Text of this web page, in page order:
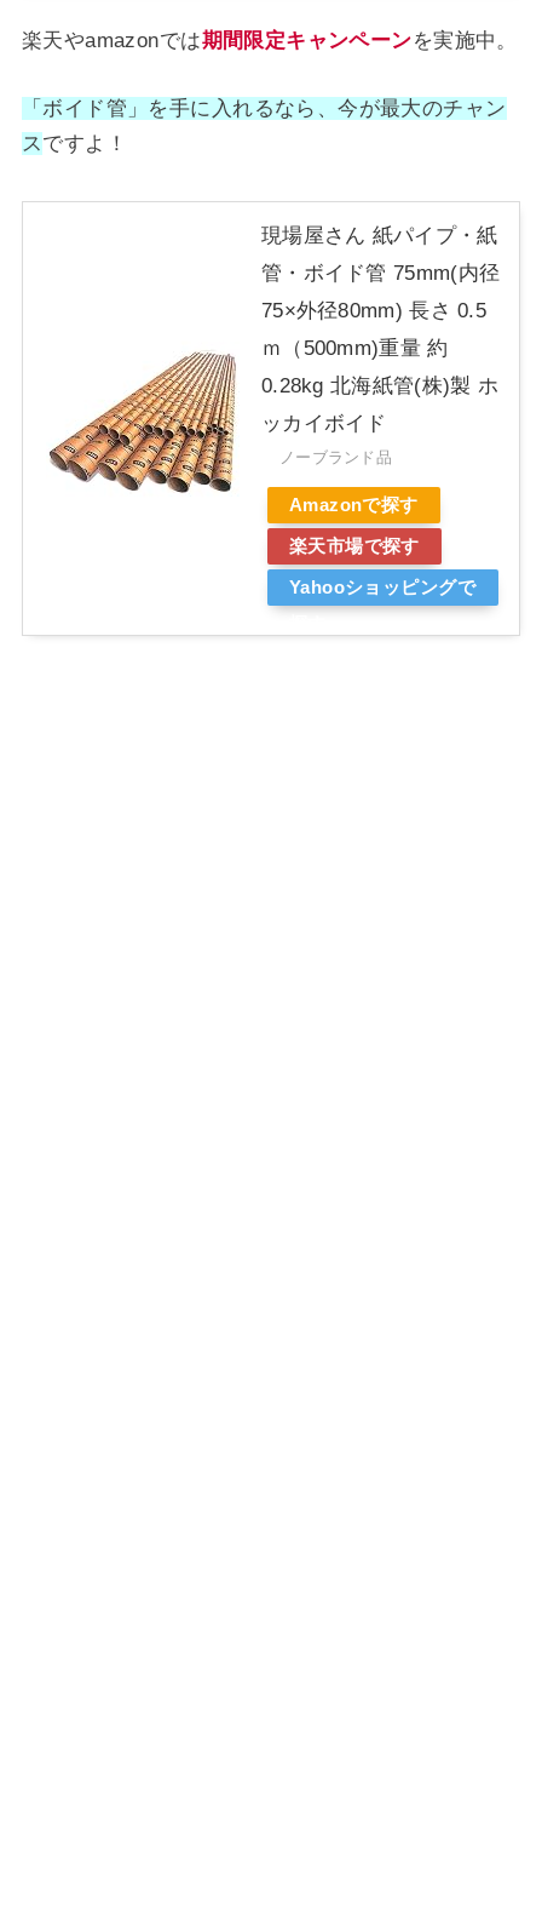
楽天やamazonでは期間限定キャンペーンを実施中。
「ボイド管」 を手に入れるなら、今が最大のチャン
ス ですよ！
現場屋さん 紙パイプ・紙
管・ボイド管 75mm(内径
75×外径80mm) 長さ 0.5
ｍ（500mm)重量 約
0.28kg 北海紙管(株)製 ホ
ッカイボイド
ノーブランド品
Amazonで探す
楽天市場で探す
Yahooショッピングで